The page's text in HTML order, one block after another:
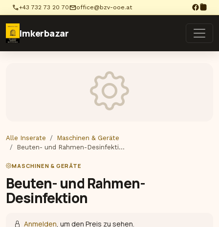
phone+43 732 73 20 70mailoffice@bzv-ooe.at
Imkerbazar
Alle Inserate
Maschinen & Geräte
Beuten- und Rahmen-Desinfekti…
MASCHINEN & GERÄTE
Beuten- und Rahmen-
Desinfektion
Anmelden, um den Preis zu sehen.